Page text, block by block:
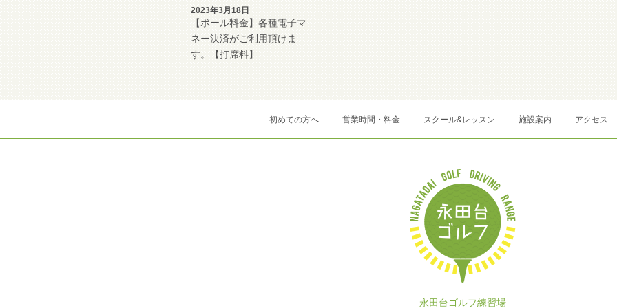
2023年3月18日
【ボール料金】各種電子マ
ネー決済がご利用頂けま
す。【打席料】
初めての方へ 営業時間・料金 スクール&レッスン 施設案内 アクセス
永田台ゴルフ練習場